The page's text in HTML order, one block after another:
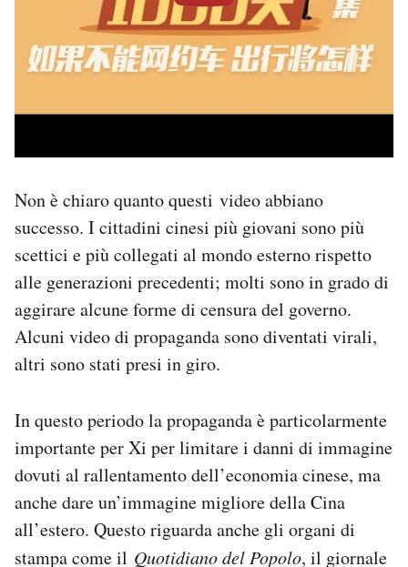
Non è chiaro quanto questi video abbiano
successo. I cittadini cinesi più giovani sono più
scettici e più collegati al mondo esterno rispetto
alle generazioni precedenti; molti sono in grado di
aggirare alcune forme di censura del governo.
Alcuni video di propaganda sono diventati virali,
altri sono stati presi in giro.
In questo periodo la propaganda è particolarmente
importante per Xi per limitare i danni di immagine
dovuti al rallentamento dell’economia cinese, ma
anche dare un’immagine migliore della Cina
all’estero. Questo riguarda anche gli organi di
stampa come il Quotidiano del Popolo, il giornale